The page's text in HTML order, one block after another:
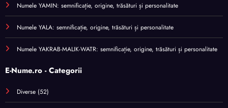
Numele YAMIN: semnificație, origine, trăsături și personalitate
Numele YALA: semnificație, origine, trăsături și personalitate
Numele YAKRAB-MALIK-WATR: semnificație, origine, trăsături și personalitate
E-Nume.ro - Categorii
Diverse (52)